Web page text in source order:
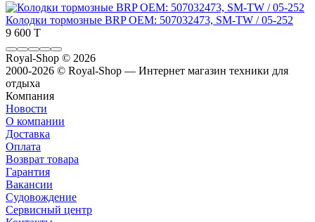
Колодки тормозные BRP OEM: 507032473, SM-TW / 05-252
9 600 T
Royal-Shop © 2026
2000-2026 © Royal-Shop — Интернет магазин техники для
отдыха
Компания
Новости
О компании
Доставка
Оплата
Возврат товара
Гарантия
Вакансии
Судовождение
Сервисный центр